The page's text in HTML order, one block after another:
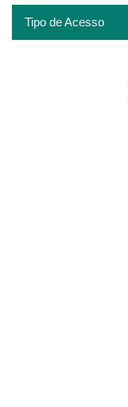
Tipo de Acesso